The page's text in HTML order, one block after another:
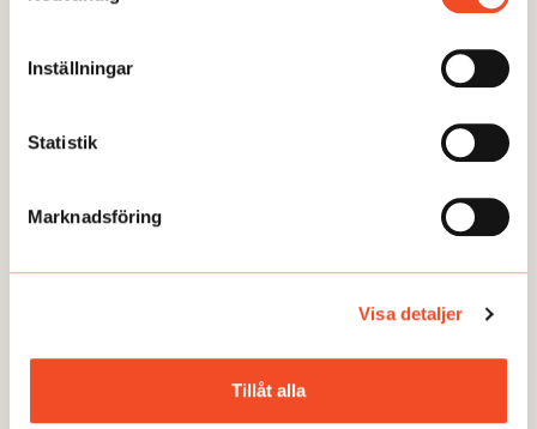
Inställningar
Statistik
Marknadsföring
Visa detaljer
Tillåt alla
GUIDEN
6 steg: Anpassa vid psykisk ohälsa